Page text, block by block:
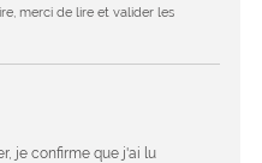
merci de lire et valider les
je confirme que j'ai lu